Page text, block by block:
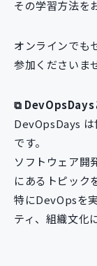
その学習方法を
オンラインでも
参加くださいま
⧉ DevOpsDays
DevOpsDays は
です。
ソフトウェア開
にあるトピック
特にDevOpsを
ティ、組織文化